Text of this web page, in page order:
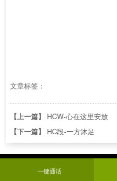
文章标签：
【上一篇】
HCW-心在这里安放
【下一篇】 HC段-一方沐足
一键通话